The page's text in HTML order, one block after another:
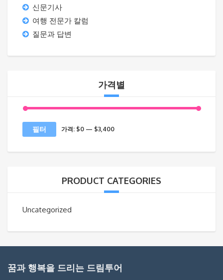
신문기사
여행 전문가 칼럼
질문과 답변
가격별
필터 가격: $0 — $3,400
PRODUCT CATEGORIES
Uncategorized
꿈과 행복을 드리는 드림투어